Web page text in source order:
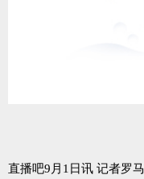
直播吧9月1日讯 记者罗